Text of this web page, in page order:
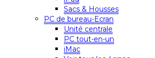
Sacs & Housses
PC de bureau-Ecran
Unité centrale
PC tout-en-un
iMac